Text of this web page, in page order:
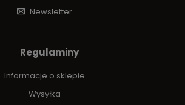
Newsletter
Regulaminy
Informacje o sklepie
Wysyłka